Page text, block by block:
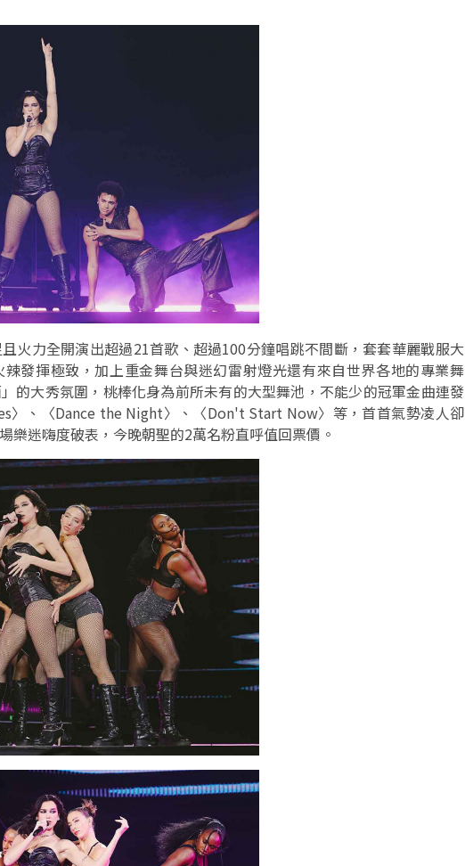
火力全開演出超過21首歌、超過100分鐘唱跳不間斷，套套華麗戰服大
發揮極致，加上重金舞台與迷幻雷射燈光還有來自世界各地的專業舞
的大秀氛圍，桃棒化身為前所未有的大型舞池，不能少的冠軍金曲連發
〉、〈Dance the Night〉、〈Don't Start Now〉等，首首氣勢凌人卻
樂迷嗨度破表，今晚朝聖的2萬名粉直呼值回票價。